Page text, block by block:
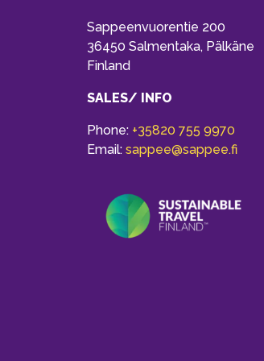
Sappeenvuorentie 200
36450 Salmentaka, Pälkäne
Finland
SALES/ INFO
Phone: +35820 755 9970
Email: sappee@sappee.fi